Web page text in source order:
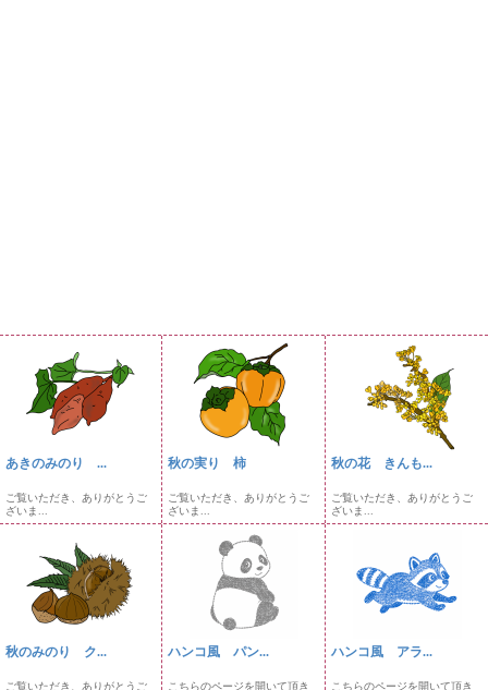
あきのみのり ...
ご覧いただき、ありがとうご
ざいま...
秋の実り 柿
ご覧いただき、ありがとうご
ざいま...
秋の花 きんも...
ご覧いただき、ありがとうご
ざいま...
秋のみのり ク...
ご覧いただき、ありがとうご
ハンコ風 パン...
こちらのページを開いて頂き
ハンコ風 アラ...
こちらのページを開いて頂き